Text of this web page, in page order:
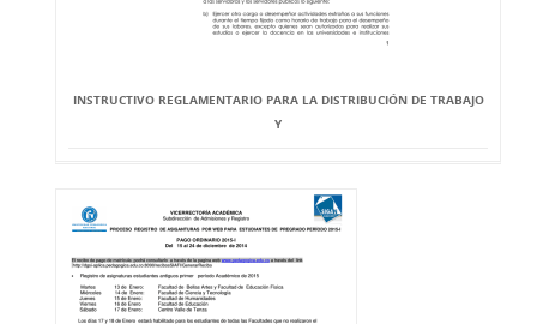
INSTRUCTIVO REGLAMENTARIO PARA LA DISTRIBUCIÓN DE TRABAJO
Y